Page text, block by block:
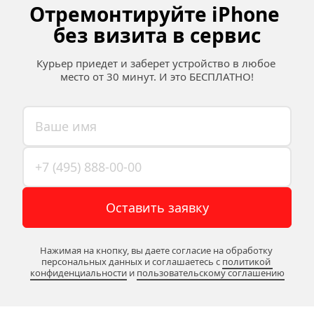
Отремонтируйте iPhone
без визита в сервис
Курьер приедет и заберет устройство в любое
место от 30 минут. И это БЕСПЛАТНО!
Оставить заявку
Нажимая на кнопку, вы даете согласие на обработку
персональных данных и соглашаетесь c политикой
конфиденциальности и пользовательскому соглашению